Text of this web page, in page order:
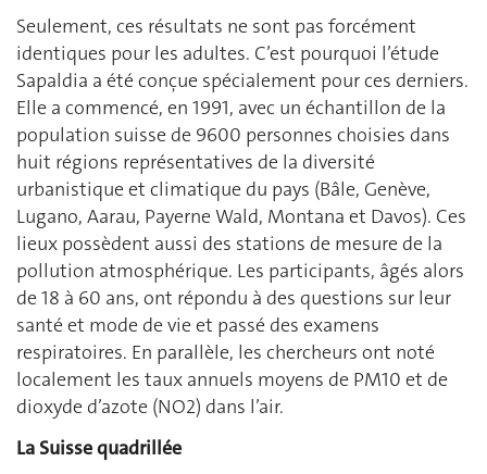
Seulement, ces résultats ne sont pas forcément
identiques pour les adultes. C’est pourquoi l’étude
Sapaldia a été conçue spécialement pour ces derniers.
Elle a commencé, en 1991, avec un échantillon de la
population suisse de 9600 personnes choisies dans
huit régions représentatives de la diversité
urbanistique et climatique du pays (Bâle, Genève,
Lugano, Aarau, Payerne Wald, Montana et Davos). Ces
lieux possèdent aussi des stations de mesure de la
pollution atmosphérique. Les participants, âgés alors
de 18 à 60 ans, ont répondu à des questions sur leur
santé et mode de vie et passé des examens
respiratoires. En parallèle, les chercheurs ont noté
localement les taux annuels moyens de PM10 et de
dioxyde d’azote (NO2) dans l’air.
La Suisse quadrillée